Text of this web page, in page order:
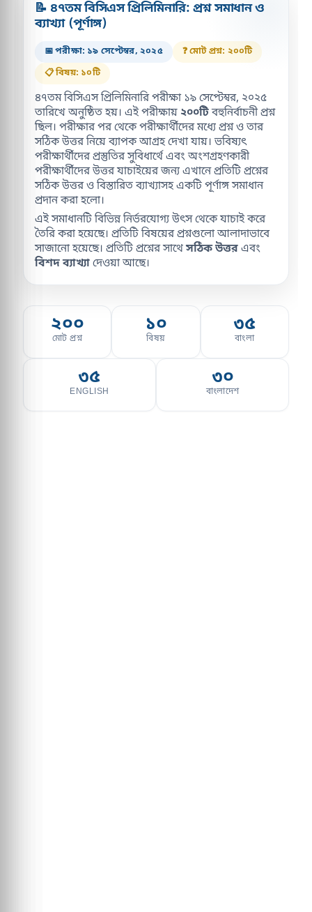
📝 ৪৭তম বিসিএস প্রিলিমিনারি: প্রশ্ন সমাধান ও
ব্যাখ্যা (পূর্ণাঙ্গ)
📅 পরীক্ষা: ১৯ সেপ্টেম্বর, ২০২৫
❓ মোট প্রশ্ন: ২০০টি
📋 বিষয়: ১০টি
৪৭তম বিসিএস প্রিলিমিনারি পরীক্ষা ১৯ সেপ্টেম্বর, ২০২৫
তারিখে অনুষ্ঠিত হয়। এই পরীক্ষায় ২০০টিবহুনির্বাচনী প্রশ্ন
ছিল। পরীক্ষার পর থেকে পরীক্ষার্থীদের মধ্যে প্রশ্ন ও তার
সঠিক উত্তর নিয়ে ব্যাপক আগ্রহ দেখা যায়। ভবিষ্যৎ
পরীক্ষার্থীদের প্রস্তুতির সুবিধার্থে এবং অংশগ্রহণকারী
পরীক্ষার্থীদের উত্তর যাচাইয়ের জন্য এখানে প্রতিটি প্রশ্নের
সঠিক উত্তর ও বিস্তারিত ব্যাখ্যাসহ একটি পূর্ণাঙ্গ সমাধান
প্রদান করা হলো।
এই সমাধানটি বিভিন্ন নির্ভরযোগ্য উৎস থেকে যাচাই করে
তৈরি করা হয়েছে। প্রতিটি বিষয়ের প্রশ্নগুলো আলাদাভাবে
সাজানো হয়েছে। প্রতিটি প্রশ্নের সাথেসঠিক উত্তরএবং
বিশদ ব্যাখ্যাদেওয়া আছে।
২০০
মোট প্রশ্ন
১০
বিষয়
৩৫
বাংলা
৩৫
ENGLISH
৩০
বাংলাদেশ